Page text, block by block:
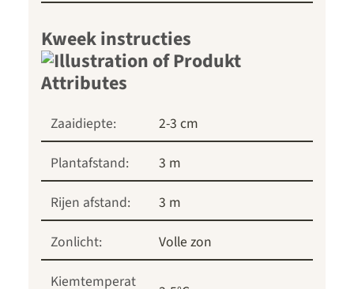
Kweek instructies
Zaaidiepte:
2-3 cm
Plantafstand:
3 m
Rijen afstand:
3 m
Zonlicht:
Volle zon
Kiemtemperat